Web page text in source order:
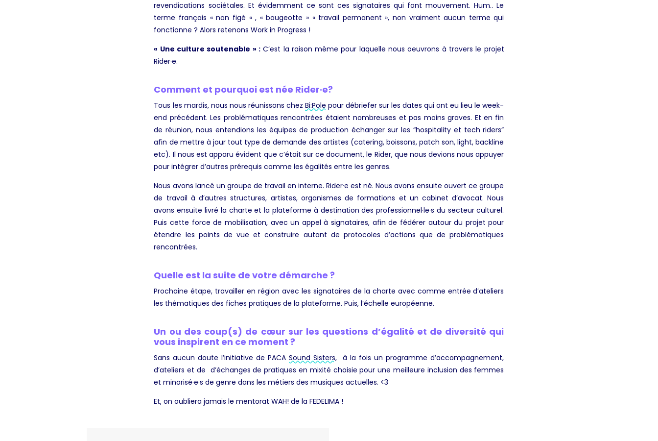
revendications sociétales. Et évidemment ce sont ces signataires qui font mouvement. Hum.. Le
terme français « non figé « , « bougeotte » « travail permanent », non vraiment aucun terme qui
fonctionne ? Alors retenons Work in Progress !
« Une culture soutenable » : C’est la raison même pour laquelle nous oeuvrons à travers le projet
Rider·e.
Comment et pourquoi est née Rider·e?
Tous les mardis, nous nous réunissons chez Bi:Pole pour débriefer sur les dates qui ont eu lieu le week-
end précédent. Les problématiques rencontrées étaient nombreuses et pas moins graves. Et en fin
de réunion, nous entendions les équipes de production échanger sur les “hospitality et tech riders”
afin de mettre à jour tout type de demande des artistes (catering, boissons, patch son, light, backline
etc). Il nous est apparu évident que c’était sur ce document, le Rider, que nous devions nous appuyer
pour intégrer d’autres prérequis comme les égalités entre les genres.
Nous avons lancé un groupe de travail en interne. Rider·e est né. Nous avons ensuite ouvert ce groupe
de travail à d’autres structures, artistes, organismes de formations et un cabinet d’avocat. Nous
avons ensuite livré la charte et la plateforme à destination des professionnel·le·s du secteur culturel.
Puis cette force de mobilisation, avec un appel à signataires, afin de fédérer autour du projet pour
étendre les points de vue et construire autant de protocoles d’actions que de problématiques
rencontrées.
Quelle est la suite de votre démarche ?
Prochaine étape, travailler en région avec les signataires de la charte avec comme entrée d’ateliers
les thématiques des fiches pratiques de la plateforme. Puis, l’échelle européenne.
Un ou des coup(s) de cœur sur les questions d’égalité et de diversité qui
vous inspirent en ce moment ?
Sans aucun doute l’initiative de PACASound Sisters, à la fois un programme d’accompagnement,
d’ateliers et de d’échanges de pratiques en mixité choisie pour une meilleure inclusion des femmes
et minorisé·e·s de genre dans les métiers des musiques actuelles. <3
Et, on oubliera jamais le mentorat WAH! de la FEDELIMA !